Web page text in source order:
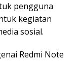
pengguna
kegiatan
sosial.
Redmi Note